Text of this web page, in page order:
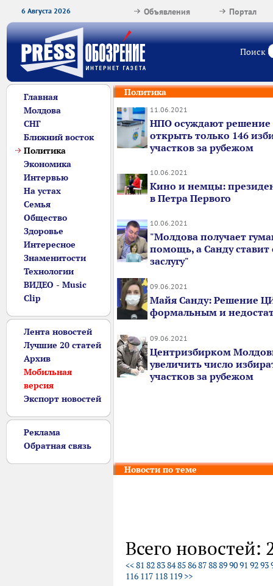
6 Августа 2026 Портал
Объявления
Поиск
Главная
Молдова
СНГ
Ближний восток
Политика
Экономика
Интервью
На устах
Семья
Общество
Здоровье
Интересное
Знаменитости
Технологии
ВИДЕО - Music
Clip
Лента новостей
Лучшие 20 статей
Архив
Мобильная
версия
Экспорт новостей
Реклама
Обратная связь
Политика
11.06.2021
НПО осуждают
открыть только 146
участков за рубежом
10.06.2021
Кино и немцы:
в Петра Первого
10.06.2021
"Молдова получает
помощь, а Санду ставит
заслугу"
09.06.2021
Майя Санду: Решение
формальным и
09.06.2021
Центризбирком
увеличить число
участков за рубежом
Новости по теме
Всего новостей:
<<81 82838485868788899091 9293
116 117 118 119 >>